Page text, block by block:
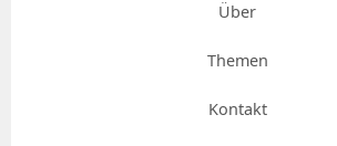
Über
Themen
Kontakt